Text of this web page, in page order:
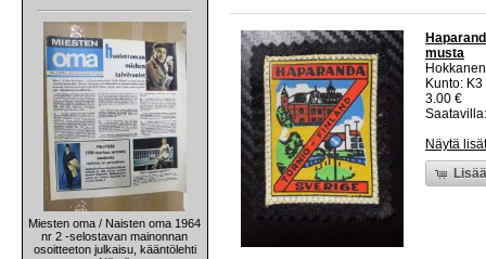
Miesten oma / Naisten oma 1964
nr 2 -selostavan mainonnan
osoitteeton julkaisu, kääntölehti
musta
Kunto:
3.00 €
Näytä